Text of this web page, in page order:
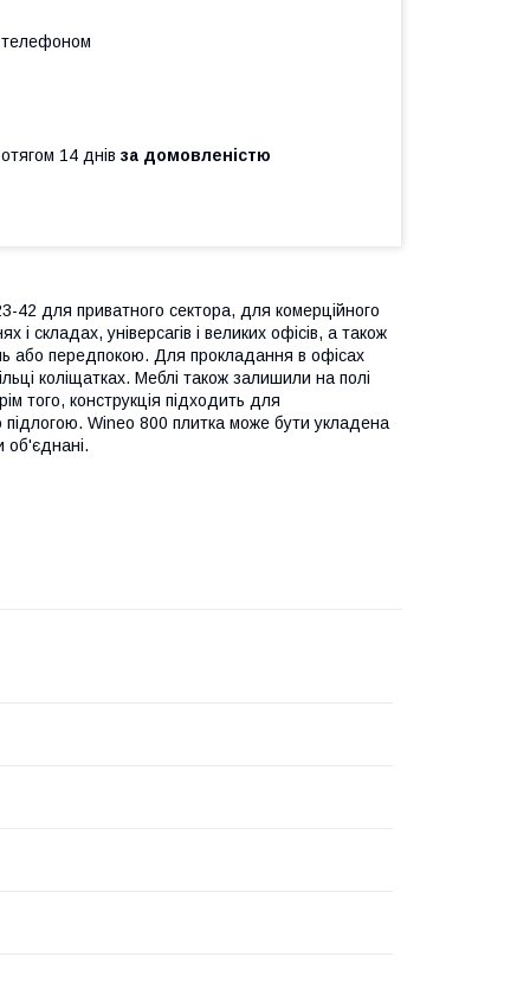
телефоном
14 днів за домовленістю
42 для приватного сектора, для комерційного
складах, універсагів і великих офісів, а також
або передпокою. Для прокладання в офісах
коліщатках. Меблі також залишили на полі
того, конструкція підходить для
підлогою. Wineo 800 плитка може бути укладена
об'єднані.